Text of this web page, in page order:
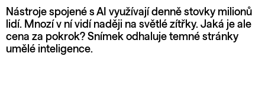
Nástroje spojené s AI využívají denně stovky milionů
lidí. Mnozí v ní vidí naději na světlé zítřky. Jaká je ale
cena za pokrok? Snímek odhaluje temné stránky
umělé inteligence.